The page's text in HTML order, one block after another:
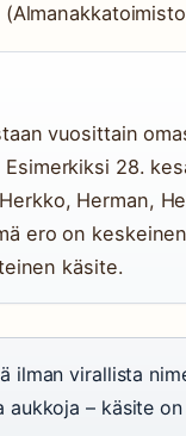
vuosittain
28.
Herman,
ero on
käsite.
ilman virallista
– käsite